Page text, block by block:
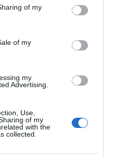
behaviour. You may click to
and its third-party tags to
purposes in below Google
of my
of my
my
Advertising.
Use,
of my
with the
collected.
μέχρι τη δικαίωση
πρόληψης των δασικών
«Η δημοκρατία
και όχι μόνο από τις